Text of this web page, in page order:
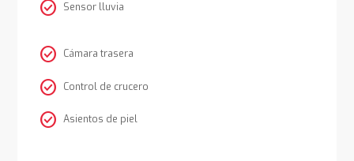
check_circle Sensor lluvia
check_circle Cámara trasera
check_circle Control de crucero
check_circle Asientos de piel